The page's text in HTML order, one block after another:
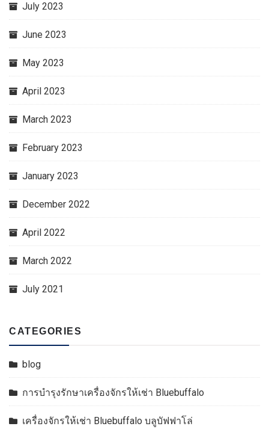
July 2023
June 2023
May 2023
April 2023
March 2023
February 2023
January 2023
December 2022
April 2022
March 2022
July 2021
CATEGORIES
blog
การบำรุงรักษาเครื่องจักรให้เช่า Bluebuffalo
เครื่องจักรให้เช่า Bluebuffalo บลูบัฟฟาโล่